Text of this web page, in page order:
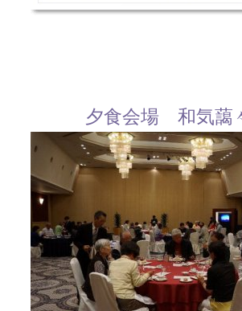
夕食会場 和気藹